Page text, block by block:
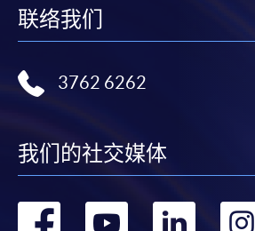
3. VISA / Mastercard
Mastercard（包括「香港大学专业进
Mastercard卡」）缴付学费。香港
享有十个月免息分期付款优惠，惟
信用卡持有人。详情请向学院报名中
4. 网上缴费服务
联络我们
3762 6262
我们的社交媒体